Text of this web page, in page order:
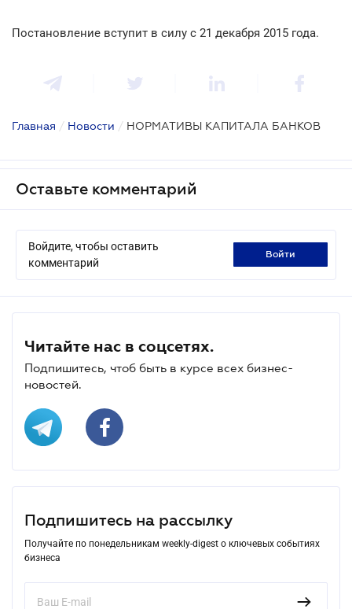
Постановление вступит в силу с 21 декабря 2015 года.
Главная / Новости / НОРМАТИВЫ КАПИТАЛА БАНКОВ
Оставьте комментарий
Войдите, чтобы оставить
комментарий
войти
Читайте нас в соцсетях.
Подпишитесь, чтоб быть в курсе всех бизнес-
новостей.
Подпишитесь на рассылку
Получайте по понедельникам weekly-digest о ключевых событиях
бизнеса